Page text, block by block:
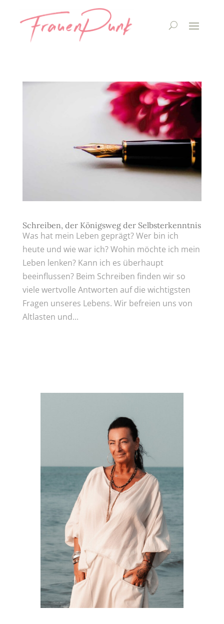
Schreiben, der Königsweg der Selbsterkenntnis
Was hat mein Leben geprägt? Wer bin ich
heute und wie war ich? Wohin möchte ich mein
Leben lenken? Kann ich es überhaupt
beeinflussen? Beim Schreiben finden wir so
viele wertvolle Antworten auf die wichtigsten
Fragen unseres Lebens. Wir befreien uns von
Altlasten und...